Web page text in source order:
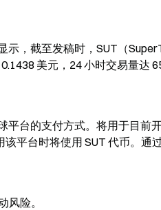
示，截至发稿时，SUT（
美元，24 小时交易量达
平台的支付方式。将用于目前
平台时将使用 SUT 代币。
风险。